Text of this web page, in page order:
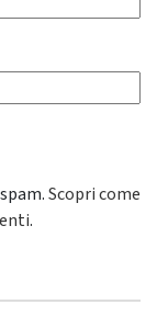
Scopri come
.